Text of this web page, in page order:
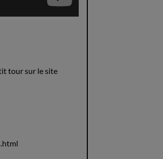
tour sur le site